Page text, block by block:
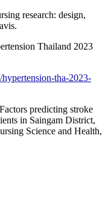
research: design,
Thailand 2023
tha-2023-
predicting stroke
in Saingam District,
Science and Health,